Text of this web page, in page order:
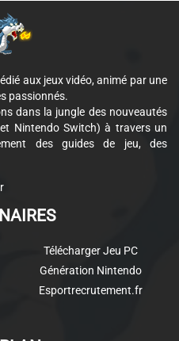
aux jeux vidéo, animé par une
passionnés.
dans la jungle des nouveautés
Nintendo Switch) à travers un
des guides de jeu, des
Télécharger Jeu PC
Génération Nintendo
Esportrecrutement.fr